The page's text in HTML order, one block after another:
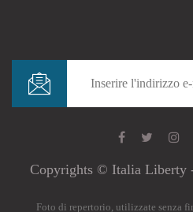
Copyrights © Italia Liberty
Foto di repertorio, utilizzate senza